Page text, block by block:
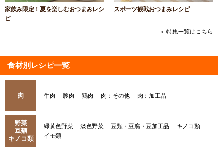
家飲み限定！夏を楽しむおつまみレシ
ピ
スポーツ観戦おつまみレシピ
＞ 特集一覧はこちら
食材別レシピ一覧
肉 牛肉 豚肉 鶏肉 肉：その他 肉：加工品
野菜
豆類
キノコ類
緑黄色野菜 淡色野菜 豆類・豆腐・豆加工品
キノコ類
イモ類